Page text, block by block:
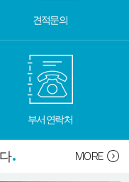
견적문의
부서 연락처
MORE